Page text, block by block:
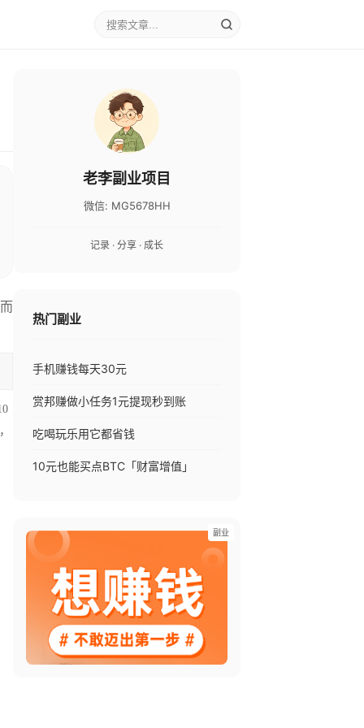
老李副业项目
微信: MG5678HH
记录 · 分享 · 成长
热门副业
手机赚钱每天30元
赏邦赚做小任务1元提现秒到账
吃喝玩乐用它都省钱
10元也能买点BTC「财富增值」
副业